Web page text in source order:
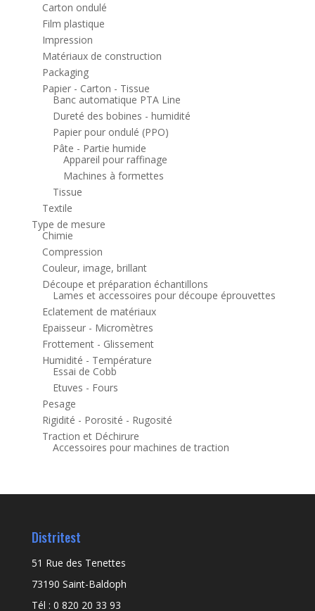
Carton ondulé
Film plastique
Impression
Matériaux de construction
Packaging
Papier - Carton - Tissue
Banc automatique PTA Line
Dureté des bobines - humidité
Papier pour ondulé (PPO)
Pâte - Partie humide
Appareil pour raffinage
Machines à formettes
Tissue
Textile
Type de mesure
Chimie
Compression
Couleur, image, brillant
Découpe et préparation échantillons
Lames et accessoires pour découpe éprouvettes
Eclatement de matériaux
Epaisseur - Micromètres
Frottement - Glissement
Humidité - Température
Essai de Cobb
Etuves - Fours
Pesage
Rigidité - Porosité - Rugosité
Traction et Déchirure
Accessoires pour machines de traction
Distritest
51 Rue des Tenettes
73190 Saint-Baldoph
Tél : 0 820 20 33 93